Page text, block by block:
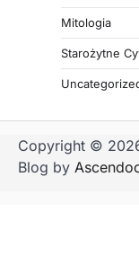
Mitologia
Starożytne
Copyright ©
Blog by